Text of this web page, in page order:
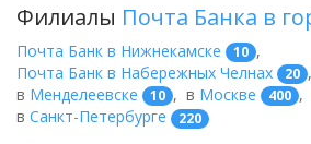
Филиалы Почта Банка в
Почта Банк в Нижнекамске 10 ,
Почта Банк в Набережных Челнах
20 ,
в Менделеевске 10 , в Москве 400 ,
в Санкт-Петербурге 220